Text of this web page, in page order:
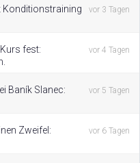
Konditionstraining
vor 3 Tagen
fest:
vor 4 Tagen
Baník Slanec:
vor 5 Tagen
Zweifel:
vor 6 Tagen